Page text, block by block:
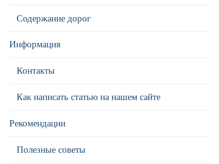
Содержание дорог
Информация
Контакты
Как написать статью на нашем сайте
Рекомендации
Полезные советы